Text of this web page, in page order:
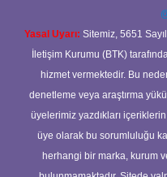
Yasal Uyarı: Sitemiz, 5651
İletişim Kurumu (BTK)
hizmet vermektedir. Bu
denetleme veya araştırma
üyelerimiz yazdıkları
üye olarak bu sorumluluğu
herhangi bir marka, kurum